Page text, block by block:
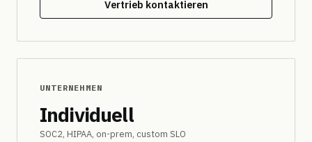
Vertrieb kontaktieren
UNTERNEHMEN
Individuell
SOC2, HIPAA, on-prem, custom SLO